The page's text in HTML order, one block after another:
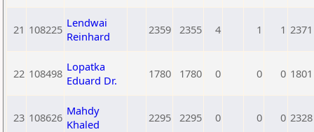
21 108225 Lendwai
Reinhard
2359 2355 4 1 1 2371
22 108498 Lopatka
Eduard Dr.
1780 1780 0 0 0 1801
23 108626 Mahdy
Khaled
2295 2295 0 0 0 2328